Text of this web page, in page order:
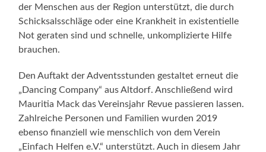
der Menschen aus der Region unterstützt, die durch
Schicksalsschläge oder eine Krankheit in existentielle
Not geraten sind und schnelle, unkomplizierte Hilfe
brauchen.
Den Auftakt der Adventsstunden gestaltet erneut die
„Dancing Company“ aus Altdorf. Anschließend wird
Mauritia Mack das Vereinsjahr Revue passieren lassen.
Zahlreiche Personen und Familien wurden 2019
ebenso finanziell wie menschlich von dem Verein
„Einfach Helfen e.V.“ unterstützt. Auch in diesem Jahr